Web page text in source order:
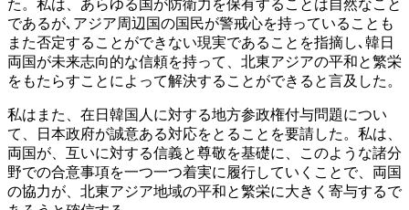
た。私は、あらゆる国が防衛力を保有することは自然なこと
であるが､アジア周辺国の国民が警戒心を持っていることも
また否定することができない現実であることを指摘し､韓日
両国が未来志向的な信頼を持って、北東アジアの平和と繁栄
をもたらすことによって解決することができると言及した。
私はまた、在日韓国人に対する地方参政権付与問題につい
て、日本政府が誠意ある対応をとることを要請した。私は、
両国が、互いに対する信義と尊敬を基礎に、このような諸分
野での合意事項を一つ一つ着実に履行していくことで、両国
の協力が、北東アジア地域の平和と繁栄に大きく寄与するで